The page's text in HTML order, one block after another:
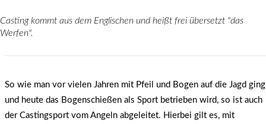
Casting kommt aus dem Englischen und heißt frei übersetzt "das
Werfen".
So wie man vor vielen Jahren mit Pfeil und Bogen auf die Jagd ging
und heute das Bogenschießen als Sport betrieben wird, so ist auch
der Castingsport vom Angeln abgeleitet. Hierbei gilt es, mit